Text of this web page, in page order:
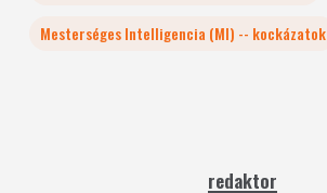
Mesterséges Intelligencia (MI) -- kockázatok
redaktor